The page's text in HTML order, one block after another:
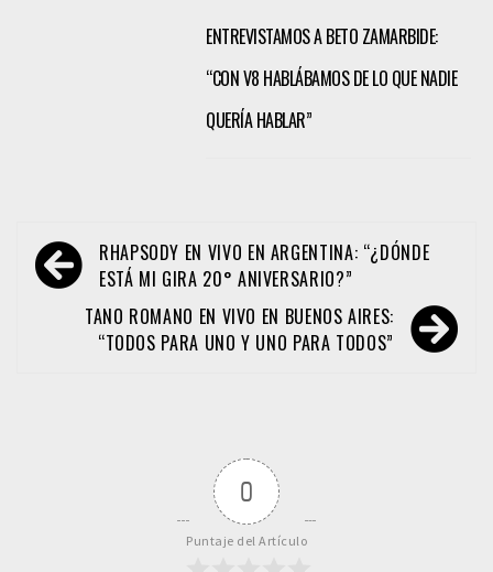
ENTREVISTAMOS A BETO ZAMARBIDE:
“CON V8 HABLÁBAMOS DE LO QUE NADIE
QUERÍA HABLAR”
Navegación
de
entradas
RHAPSODY EN VIVO EN ARGENTINA: “¿DÓNDE
ESTÁ MI GIRA 20° ANIVERSARIO?”
TANO ROMANO EN VIVO EN BUENOS AIRES:
“TODOS PARA UNO Y UNO PARA TODOS”
0
Puntaje del Artículo